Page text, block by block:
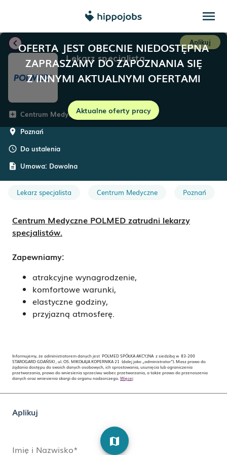
menu
OFERTA JEST OBECNIE NIEDOSTĘPNA
ZAPRASZAMY DO ZAPOZNANIA SIĘ
Z INNYMI AKTUALNYMI OFERTAMI
Aktualne oferty pracy
chevron_left Aplikuj
Lekarz specjalista
add_box Centrum Medyczne POLMED
room Poznań
schedule Do ustalenia
description Umowa: Dowolna
Lekarz specjalista Centrum Medyczne Poznań
Centrum Medyczne POLMED zatrudni lekarzy
specjalistów.
Zapewniamy:
atrakcyjne wynagrodzenie,
komfortowe warunki,
elastyczne godziny,
przyjazną atmosferę.
Informujemy, że administratorem danych jest POLMED SPÓŁKA AKCYJNA z siedzibą w 83-200
STAROGARD GDAŃSKI , ul. OS. MIKOŁAJA KOPERNIKA 21 (dalej jako „administrator”). Masz prawo do
żądania dostępu do swoich danych osobowych, ich sprostowania, usunięcia lub ograniczenia
przetwarzania, prawo do wniesienia sprzeciwu wobec przetwarzania, a także prawo do przenoszenia
danych oraz wniesienia skargi do organu nadzorczego. Więcej
Aplikuj
Imię i Nazwisko*
map